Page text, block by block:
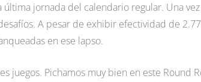
jornada del calendario regular. Una
A pesar de exhibir efectividad de
en ese lapso.
juegos. Pichamos muy bien en este Round